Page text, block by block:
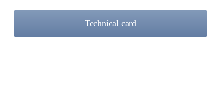
Technical card